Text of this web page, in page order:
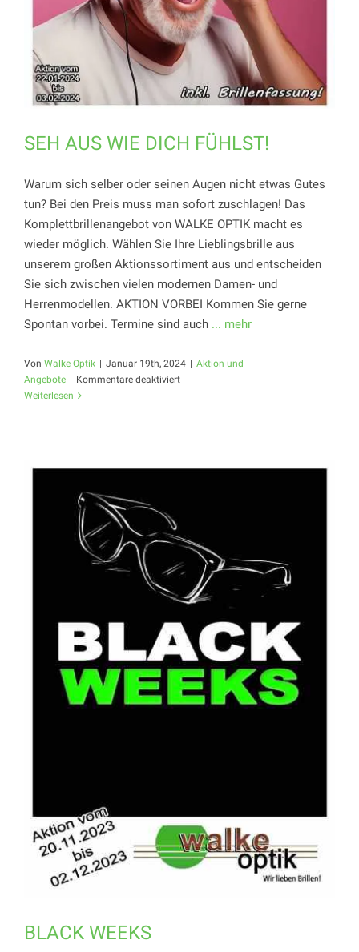
SEH AUS WIE DICH FÜHLST!
Warum sich selber oder seinen Augen nicht etwas Gutes
tun? Bei den Preis muss man sofort zuschlagen! Das
Komplettbrillenangebot von WALKE OPTIK macht es
wieder möglich. Wählen Sie Ihre Lieblingsbrille aus
unserem großen Aktionssortiment aus und entscheiden
Sie sich zwischen vielen modernen Damen- und
Herrenmodellen. AKTION VORBEI Kommen Sie gerne
Spontan vorbei. Termine sind auch ... mehr
Von Walke Optik | Januar 19th, 2024 | Aktion und
Angebote | Kommentare deaktiviertfür
AUS
Weiterlesen
BLACK WEEKS